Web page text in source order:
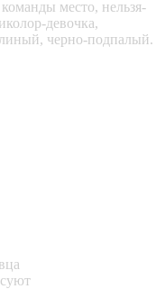
место, нельзя-
девочка,
черно-подпалый.